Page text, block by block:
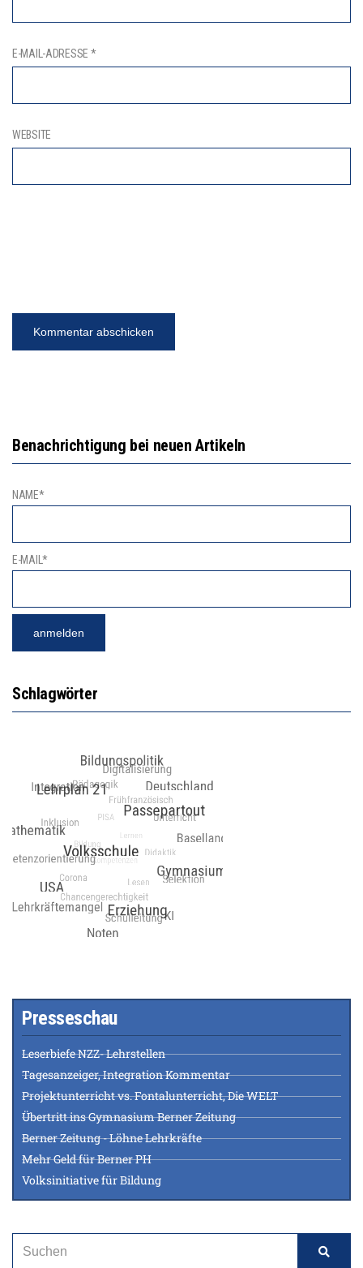
E-MAIL-ADRESSE *
WEBSITE
Benachrichtigung bei neuen Artikeln
NAME*
E-MAIL*
Schlagwörter
Presseschau
Leserbiefe NZZ- Lehrstellen
Tagesanzeiger, Integration Kommentar
Projektunterricht vs. Fontalunterricht, Die WELT
Übertritt ins Gymnasium Berner Zeitung
Berner Zeitung - Löhne Lehrkräfte
Mehr Geld für Berner PH
Volksinitiative für Bildung